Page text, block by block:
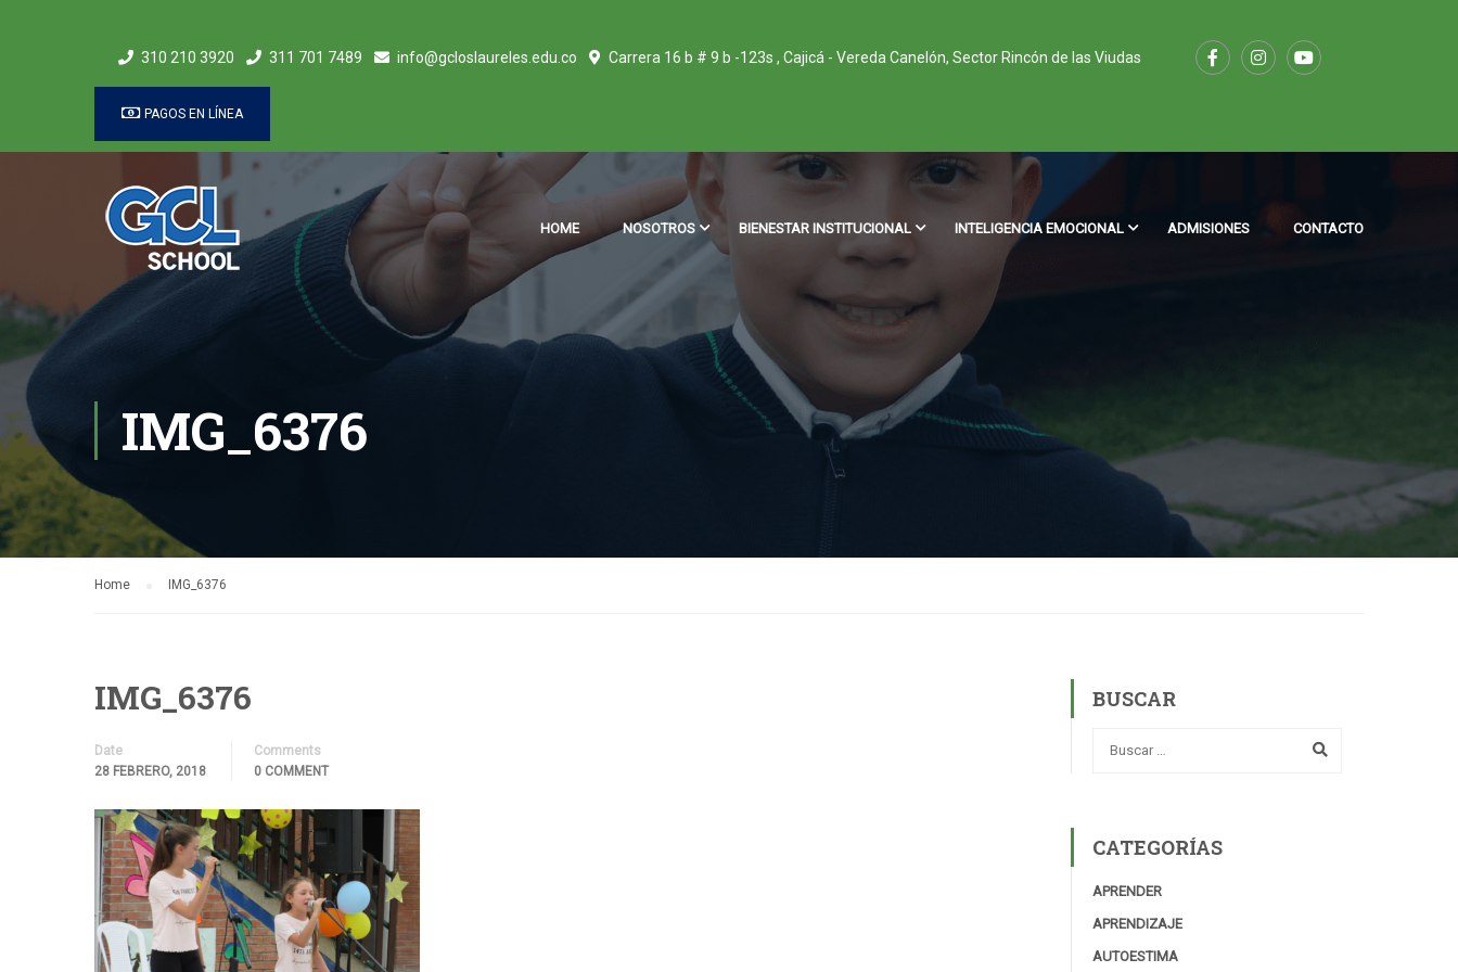
310 210 3920 311 701 7489 info@gcloslaureles.edu.co Carrera 16 b # 9 b -123s , Cajicá - Vereda Canelón, Sector Rincón de las Viudas
PAGOS EN LÍNEA
HOME NOSOTROS BIENESTAR INSTITUCIONAL INTELIGENCIA EMOCIONAL ADMISIONES CONTACTO
IMG_6376
Home IMG_6376
IMG_6376
Date
28 FEBRERO, 2018
Comments
0 COMMENT
BUSCAR
CATEGORÍAS
APRENDER
APRENDIZAJE
AUTOESTIMA